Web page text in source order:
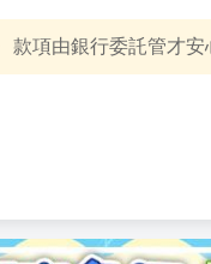
款項由銀行委託管才安